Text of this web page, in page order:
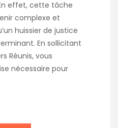
effet, cette tâche
complexe et
huissier de justice
En sollicitant
Réunis, vous
nécessaire pour